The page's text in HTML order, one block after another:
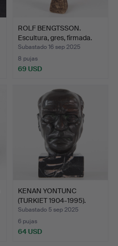
ROLF BENGTSSON.
Escultura, gres, firmada.
Subastado 16 sep 2025
8 pujas
69 USD
KENAN YONTUNC
(TURKIET 1904-1995).
Escultu…
Subastado 5 sep 2025
6 pujas
64 USD